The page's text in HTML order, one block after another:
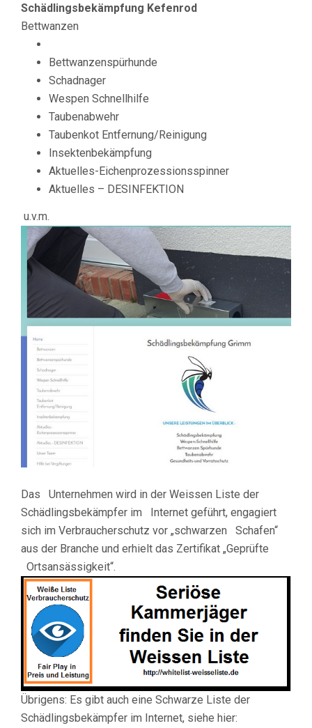
Schädlingsbekämpfung Kefenrod
Bettwanzen
Bettwanzenspürhunde
Schadnager
Wespen Schnellhilfe
Taubenabwehr
Taubenkot Entfernung/Reinigung
Insektenbekämpfung
Aktuelles-Eichenprozessionsspinner
Aktuelles – DESINFEKTION
u.v.m.
Das Unternehmen wird in der Weissen Liste der
Schädlingsbekämpfer im Internet geführt, engagiert
sich im Verbraucherschutz vor „schwarzen Schafen“
aus der Branche und erhielt das Zertifikat „Geprüfte
Ortsansässigkeit“.
Übrigens: Es gibt auch eine Schwarze Liste der
Schädlingsbekämpfer im Internet, siehe hier: